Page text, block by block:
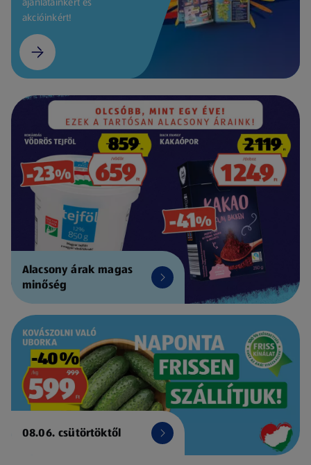
akcióinkért!
Alacsony árak magas
minőség
08.06. csütörtöktől